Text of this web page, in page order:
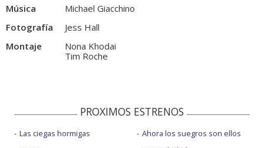
Música
Michael Giacchino
Fotografía
Jess Hall
Montaje
Nona Khodai
Tim Roche
PROXIMOS ESTRENOS
Las ciegas hormigas
Ahora los suegros son ellos